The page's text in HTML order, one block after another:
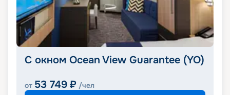
С окном Ocean View Guarantee (YO)
от 53 749 ₽ /чел